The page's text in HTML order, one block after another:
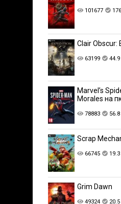
101677
Clair Obscur:
63199 44.9
Marvel’s
Morales на
78883 56.8
Scrap
66745 19.3
Grim Dawn
49324 20.5